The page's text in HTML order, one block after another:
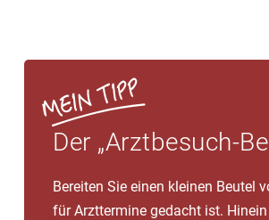
Der „Arztbesuch-
Bereiten Sie einen kleinen Beutel
für Arzttermine gedacht ist.